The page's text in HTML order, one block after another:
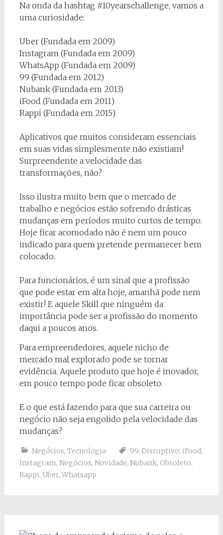
Na onda da hashtag #10yearschallenge, vamos a
uma curiosidade:
Uber (Fundada em 2009)
Instagram (Fundada em 2009)
WhatsApp (Fundada em 2009)
99 (Fundada em 2012)
Nubank (Fundada em 2013)
iFood (Fundada em 2011)
Rappi (Fundada em 2015)
Aplicativos que muitos consideram essenciais
em suas vidas simplesmente não existiam!
Surpreendente a velocidade das
transformações, não?
Isso ilustra muito bem que o mercado de
trabalho e negócios estão sofrendo drásticas
mudanças em períodos muito curtos de tempo.
Hoje ficar acomodado não é nem um pouco
indicado para quem pretende permanecer bem
colocado.
Para funcionários, é um sinal que a profissão
que pode estar em alta hoje, amanhã pode nem
existir! E aquele Skill que ninguém da
importância pode ser a profissão do momento
daqui a poucos anos.
Para empreendedores, aquele nicho de
mercado mal explorado pode se tornar
evidência. Aquele produto que hoje é inovador,
em pouco tempo pode ficar obsoleto.
E o que está fazendo para que sua carreira ou
negócio não seja engolido pela velocidade das
mudanças?
Negócios, Tecnologia 99, Disruptivo, iFood,
Instagram, Negócios, Novidade, Nubank, Obsoleto,
Rappi, Uber, Whatsapp